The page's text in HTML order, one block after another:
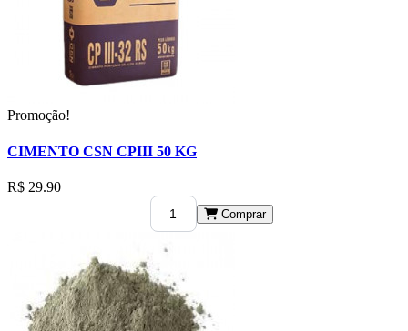
Promoção!
CIMENTO CSN CPIII 50 KG
R$ 29.90
Comprar